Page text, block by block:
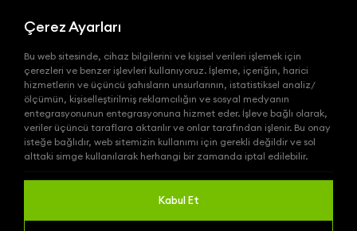
Telefon
+90 (212) 678 13 13
e-Posta
info@wepadbol.com.tr
Integral Group
Çerez Ayarları
Bu web sitesinde, cihaz bilgilerini ve kişisel verileri işlemek için
çerezleri ve benzer işlevleri kullanıyoruz. İşleme, içeriğin, harici
hizmetlerin ve üçüncü şahısların unsurlarının, istatistiksel analiz/
ölçümün, kişiselleştirilmiş reklamcılığın ve sosyal medyanın
entegrasyonunun entegrasyonuna hizmet eder. İşleve bağlı olarak,
veriler üçüncü taraflara aktarılır ve onlar tarafından işlenir. Bu onay
isteğe bağlıdır, web sitemizin kullanımı için gerekli değildir ve sol
alttaki simge kullanılarak herhangi bir zamanda iptal edilebilir.
Kabul Et